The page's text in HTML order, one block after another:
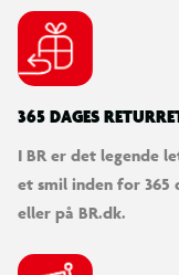
365 DAGES
I BR er det legende
et smil inden for 365
eller på BR.dk.